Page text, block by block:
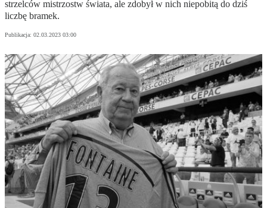
strzelców mistrzostw świata, ale zdobył w nich niepobitą do dziś
liczbę bramek.
Publikacja: 02.03.2023 03:00